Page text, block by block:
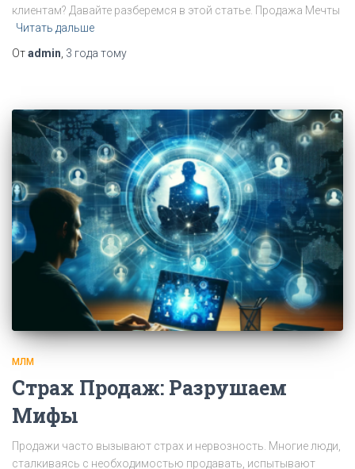
клиентам? Давайте разберемся в этой статье. Продажа Мечты
Читать дальше
Отadmin 3 года тому
МЛМ
Страх Продаж: Разрушаем
Мифы
Продажи часто вызывают страх и нервозность. Многие люди,
сталкиваясь с необходимостью продавать, испытывают